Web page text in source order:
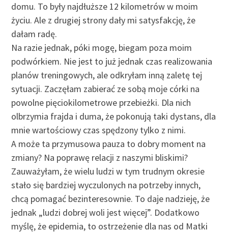
domu. To były najdłuższe 12 kilometrów w moim
życiu. Ale z drugiej strony dały mi satysfakcję, że
dałam radę.
Na razie jednak, póki mogę, biegam poza moim
podwórkiem. Nie jest to już jednak czas realizowania
planów treningowych, ale odkryłam inną zaletę tej
sytuacji. Zaczęłam zabierać ze sobą moje córki na
powolne pięciokilometrowe przebieżki. Dla nich
olbrzymia frajda i duma, że pokonują taki dystans, dla
mnie wartościowy czas spędzony tylko z nimi.
A może ta przymusowa pauza to dobry moment na
zmiany? Na poprawę relacji z naszymi bliskimi?
Zauważyłam, że wielu ludzi w tym trudnym okresie
stało się bardziej wyczulonych na potrzeby innych,
chcą pomagać bezinteresownie. To daje nadzieję, że
jednak „ludzi dobrej woli jest więcej”. Dodatkowo
myślę, że epidemia, to ostrzeżenie dla nas od Matki